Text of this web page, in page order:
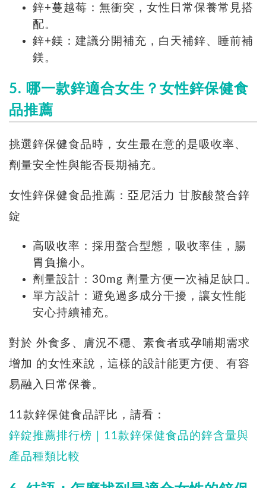
鋅+蔓越莓：無衝突，女性日常保養常見搭
配。
鋅+鎂：建議分開補充，白天補鋅、睡前補
鎂。
5. 哪一款鋅適合女生？女性鋅保健食
品推薦
挑選鋅保健食品時，女生最在意的是吸收率、
劑量安全性與能否長期補充。
女性鋅保健食品推薦：亞尼活力 甘胺酸螯合鋅
錠
高吸收率：採用螯合型態，吸收率佳，腸
胃負擔小。
劑量設計：30mg 劑量方便一次補足缺口。
單方設計：避免過多成分干擾，讓女性能
安心持續補充。
對於 外食多、膚況不穩、素食者或孕哺期需求
增加 的女性來說，這樣的設計能更方便、有容
易融入日常保養。
11款鋅保健食品評比，請看：
鋅錠推薦排行榜｜11款鋅保健食品的鋅含量與
產品種類比較